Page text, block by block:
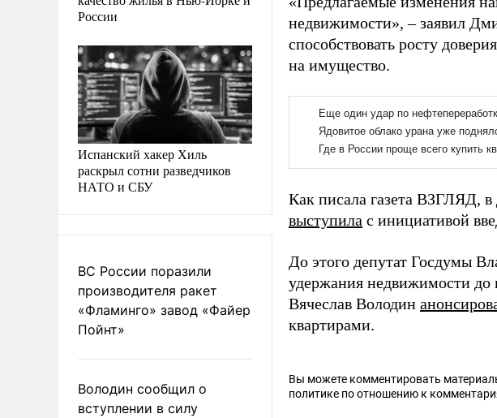
России
Испанский хакер Хиль
раскрыл сотни разведчиков
НАТО и СБУ
ВС России поразили
производителя ракет
«Фламинго» завод «Файер
Пойнт»
Володин сообщил о
вступлении в силу
недвижимости», – заявил
способствовать росту
на имущество.
Как писала газета ВЗГЛЯД, в
выступила с инициативой
До этого депутат Госдумы
удержания недвижимости до
Вячеслав Володин
квартирами.
Вы можете комментировать
политике по отношению к